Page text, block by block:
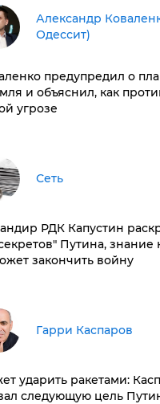
Александр
Одессит)
предупредил о
и объяснил, как
угрозе
Сеть
РДК Капустин
Путина, знание
закончить войну
Гарри Каспаров
ударить ракетами:
следующую цель